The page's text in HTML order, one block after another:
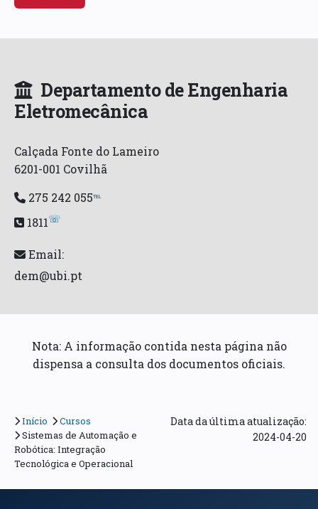
Departamento de Engenharia
Eletromecânica
Calçada Fonte do Lameiro
6201-001 Covilhã
275 242 055℡
1811☏
Email:
dem@ubi.pt
Nota: A informação contida nesta página não
dispensa a consulta dos documentos oficiais.
Início
Cursos
Sistemas de Automação e
Robótica: Integração
Tecnológica e Operacional
Data da última atualização:
2024-04-20